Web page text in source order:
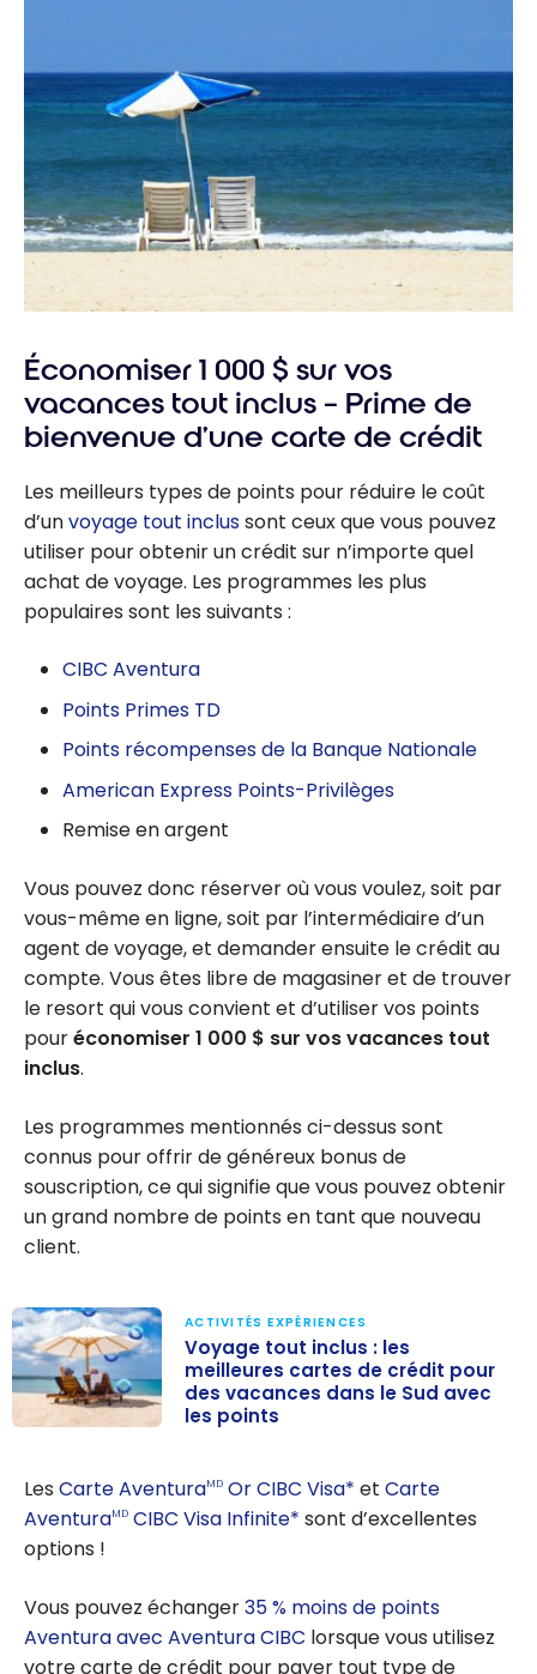
Économiser 1 000 $ sur vos
vacances tout inclus – Prime de
bienvenue d’une carte de crédit
Les meilleurs types de points pour réduire le coût
d’unvoyage tout inclussont ceux que vous pouvez
utiliser pour obtenir un crédit sur n’importe quel
achat de voyage. Les programmes les plus
populaires sont les suivants :
CIBC Aventura
Points Primes TD
Points récompenses de la Banque Nationale
American Express Points-Privilèges
Remise en argent
Vous pouvez donc réserver où vous voulez, soit par
vous-même en ligne, soit par l’intermédiaire d’un
agent de voyage, et demander ensuite le crédit au
compte. Vous êtes libre de magasiner et de trouver
le resort qui vous convient et d’utiliser vos points
pouréconomiser 1 000 $ sur vos vacances tout
inclus.
Les programmes mentionnés ci-dessus sont
connus pour offrir de généreux bonus de
souscription, ce qui signifie que vous pouvez obtenir
un grand nombre de points en tant que nouveau
client.
meilleures
cartes de
crédit pour des
vacances dans
le Sud avec les
points
ACTIVITÉS EXPÉRIENCES
Voyage tout inclus : les
meilleures cartes de crédit pour
des vacances dans le Sud avec
les points
Les Carte AventuraMD Or CIBC Visa* et Carte
AventuraMD CIBC Visa Infinite* sont d’excellentes
options !
Vous pouvez échanger35 % moins de points
Aventura avec Aventura CIBC lorsque vous utilisez
votre carte de crédit pour payer tout type de